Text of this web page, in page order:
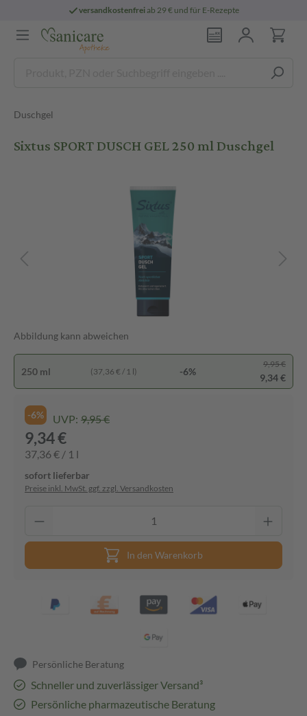
versandkostenfreiab 29 € und für E-Rezepte
Duschgel
Sixtus SPORT DUSCH GEL 250 ml Duschgel
Abbildung kann abweichen
250 ml (37,36 € / 1 l) -6%
9,95 €
9,34 €
-6% UVP: 9,95 €
9,34 €
37,36 € / 1 l
sofort lieferbar
Preise inkl. MwSt. ggf. zzgl. Versandkosten
In den Warenkorb
Persönliche Beratung
Schneller und zuverlässiger Versand³
Persönliche pharmazeutische Beratung